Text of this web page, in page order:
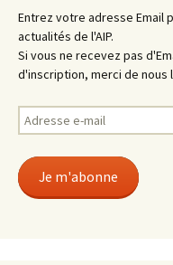
Entrez votre adresse Email
actualités de l'AIP.
Si vous ne recevez pas
d'inscription, merci de nous
Adresse
e-
Je m'abonne